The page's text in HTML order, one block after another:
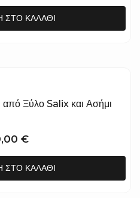
ΣΤΟ ΚΑΛΆΘΙ
από Ξύλο Salix και Ασήμι
€
ΣΤΟ ΚΑΛΆΘΙ